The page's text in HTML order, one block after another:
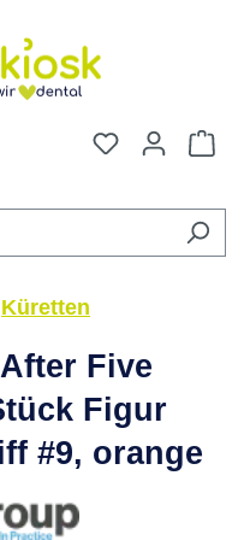
Du hast 0
Küretten
Five
Figur
#9, orange